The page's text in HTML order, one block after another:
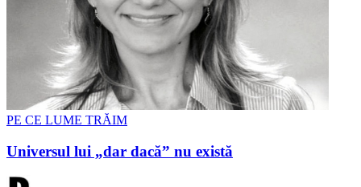
PE CE LUME TRĂIM
Universul lui „dar dacă” nu există